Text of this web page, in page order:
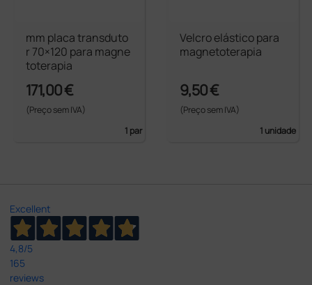
mm placa transduto
r 70×120 para magne
toterapia
171,00 €
(Preço sem IVA)
1 par
Velcro elástico para
magnetoterapia
9,50 €
(Preço sem IVA)
1 unidade
Excellent
4,8/5
165
reviews